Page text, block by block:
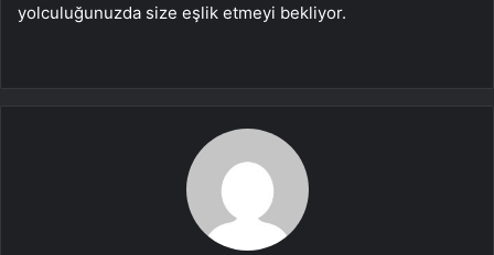
yolculuğunuzda size eşlik etmeyi bekliyor.